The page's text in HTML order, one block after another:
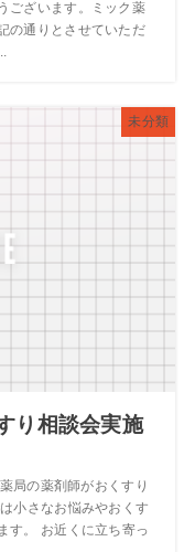
ございます。ミック薬
の通りとさせていただ
未分類
り相談会実施
局の薬剤師がおくすり
小さなお悩みやおくす
す。 お近くに立ち寄っ